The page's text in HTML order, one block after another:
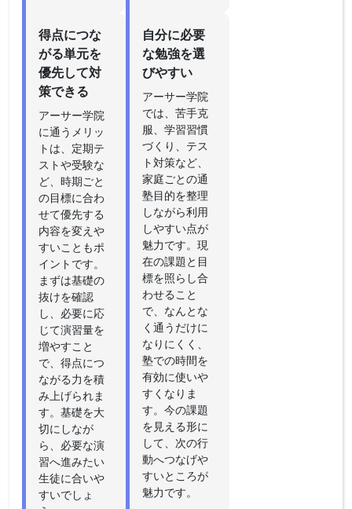
得点につな
がる単元を
優先して対
策できる
アーサー学院
に通うメリッ
トは、定期テ
ストや受験な
ど、時期ごと
の目標に合わ
せて優先する
内容を変えや
すいこともポ
イントです。
まずは基礎の
抜けを確認
し、必要に応
じて演習量を
増やすこと
で、得点につ
ながる力を積
み上げられま
す。基礎を大
切にしなが
ら、必要な演
習へ進みたい
生徒に合いや
すいでしょ
自分に必要
な勉強を選
びやすい
アーサー学院
では、苦手克
服、学習習慣
づくり、テス
ト対策など、
家庭ごとの通
塾目的を整理
しながら利用
しやすい点が
魅力です。現
在の課題と目
標を照らし合
わせること
で、なんとな
く通うだけに
なりにくく、
塾での時間を
有効に使いや
すくなりま
す。今の課題
を見える形に
して、次の行
動へつなげや
すいところが
魅力です。